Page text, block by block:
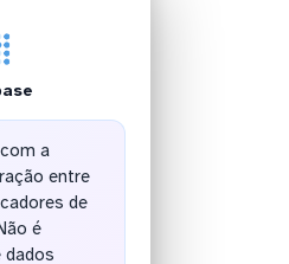
a
entre
de
é
dados